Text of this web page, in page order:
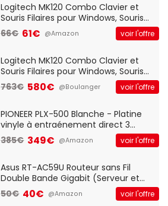
Logitech MK120 Combo Clavier et
Souris Filaires pour Windows, Souris
Optique Filaire, Connexion USB Plug
And Play, Confortable, Taille
QWERTY UK - Noir
66€ 61€ @Amazon voir l'offre
Logitech MK120 Combo Clavier et
Souris Filaires pour Windows, Souris
Optique Filaire, Connexion USB Plug
And Play, Confortable, Taille
QWERTY UK - Noir
763€ 580€ @Boulanger voir l'offre
PIONEER PLX-500 Blanche - Platine
vinyle à entraénement direct 3
vitesses (33-45-78 trs/min) avec
pre-ampli intégré et port USB
385€ 349€ @Amazon voir l'offre
Asus RT-AC59U Routeur sans Fil
Double Bande Gigabit (Serveur et
Client VPN, Triple Vlan, Mode Point
d'accès et Bridge, contrôle Parental,
50€ 40€ @Amazon voir l'offre